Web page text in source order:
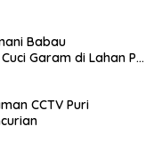
Babau
Garam di Lahan PT.
CCTV Puri